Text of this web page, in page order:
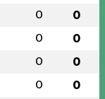
0 0
0 0
0 0
0 0